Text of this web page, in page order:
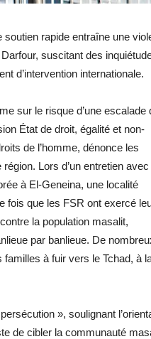
rapide entraîne une
suscitant des
d’intervention internationale.
sur le risque d’une escalade
État de droit, égalité et non-
de l’homme, dénonce les
Lors d’un entretien avec
à El-Geneina, une localité
fois que les FSR ont exercé
la population masalit,
par banlieue. De
à fuir vers le Tchad, à
», soulignant
de cibler la communauté